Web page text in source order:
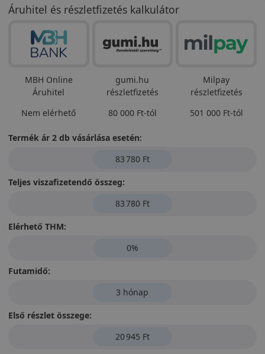
Áruhitel és részletfizetés kalkulátor
MBH Online
Áruhitel
Nem elérhető
gumi.hu
részletfizetés
80 000 Ft-tól
Milpay
részletfizetés
501 000 Ft-tól
Termék ár 2 db vásárlása esetén:
83 780 Ft
Teljes viszafizetendő összeg:
83 780 Ft
Elérhető THM:
0%
Futamidő:
3 hónap
Első részlet összege:
20 945 Ft